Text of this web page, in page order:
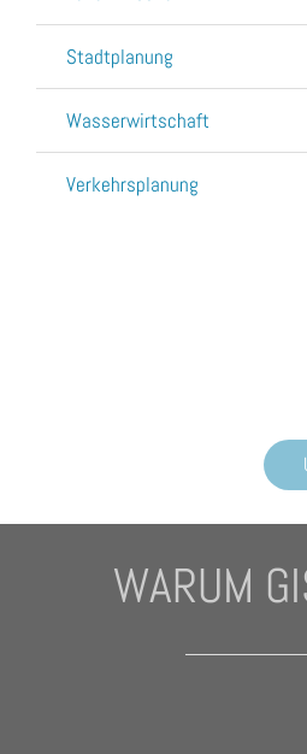
Stadtplanung
Wasserwirtschaft
Verkehrsplanung
WARUM